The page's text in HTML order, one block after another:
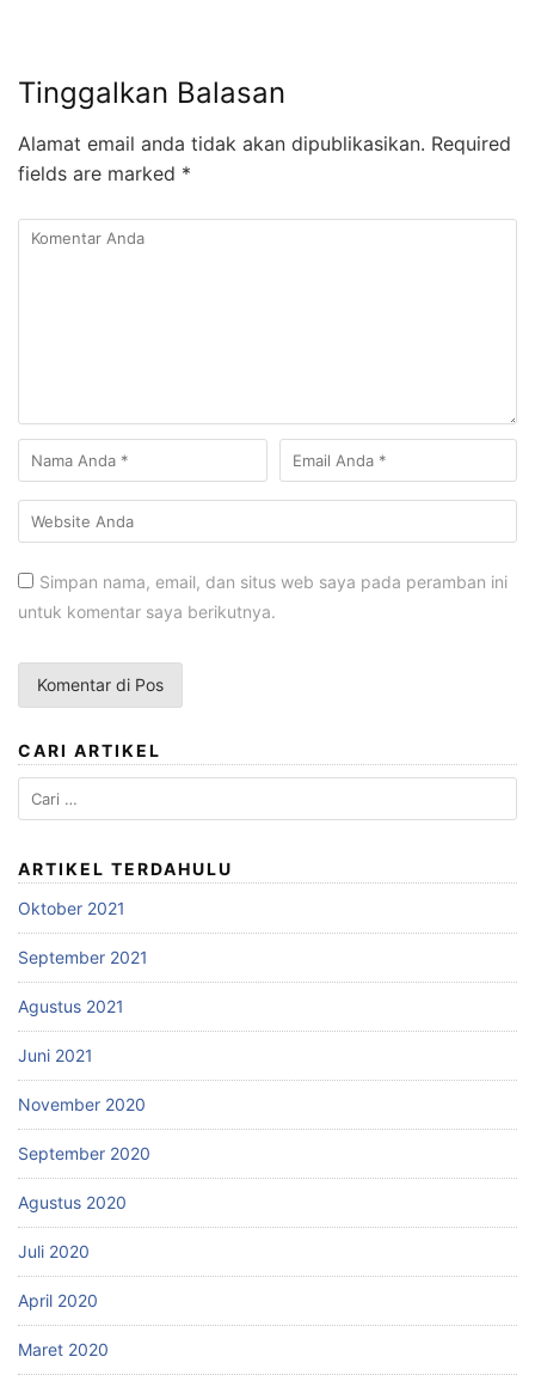
Tinggalkan Balasan
Alamat email anda tidak akan dipublikasikan. Required
fields are marked *
Simpan nama, email, dan situs web saya pada peramban ini
untuk komentar saya berikutnya.
CARI ARTIKEL
ARTIKEL TERDAHULU
Oktober 2021
September 2021
Agustus 2021
Juni 2021
November 2020
September 2020
Agustus 2020
Juli 2020
April 2020
Maret 2020